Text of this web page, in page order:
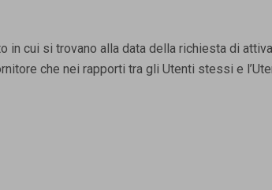
cui si trovano alla data della richiesta di
che nei rapporti tra gli Utenti stessi e